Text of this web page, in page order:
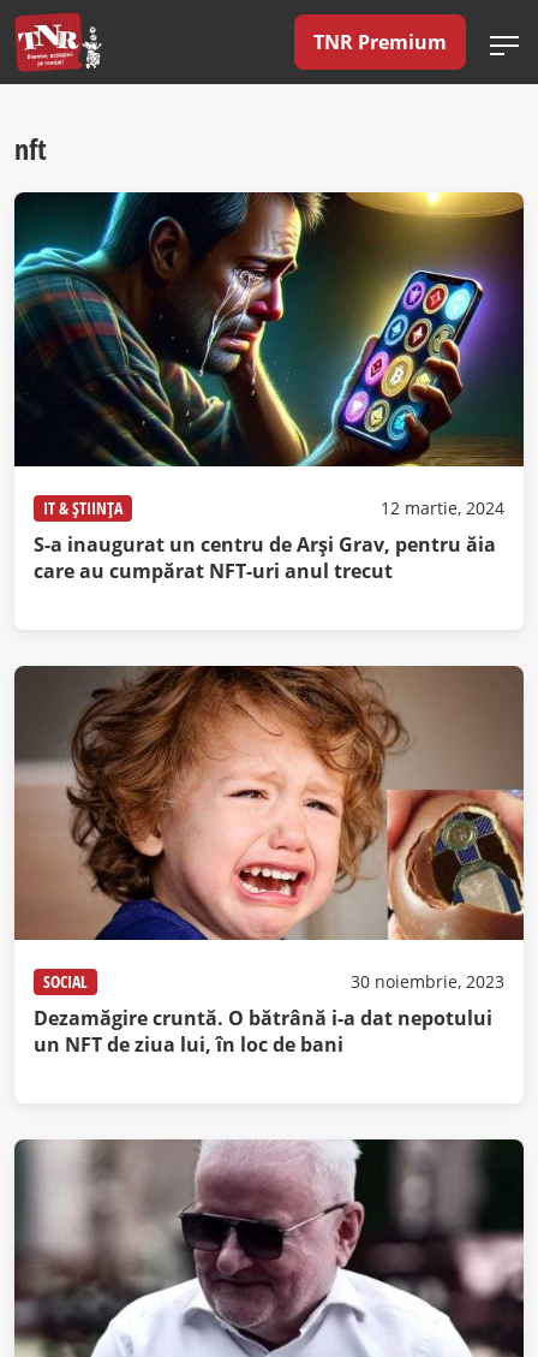
TNR Premium
nft
IT & ȘTIINȚA 12 martie, 2024
S-a inaugurat un centru de Arşi Grav, pentru ăia
care au cumpărat NFT-uri anul trecut
SOCIAL 30 noiembrie, 2023
Dezamăgire cruntă. O bătrână i-a dat nepotului
un NFT de ziua lui, în loc de bani